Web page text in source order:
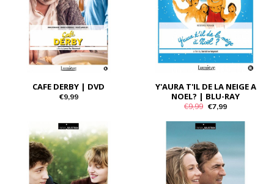
CAFE DERBY | DVD
€9,99
Y'AURA T'IL DE LA NEIGE A
NOEL? | BLU-RAY
€9,99 €7,99